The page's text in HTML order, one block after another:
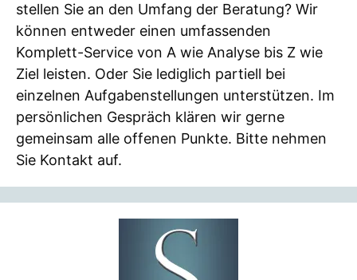
stellen Sie an den Umfang der Beratung? Wir
können entweder einen umfassenden
Komplett-Service von A wie Analyse bis Z wie
Ziel leisten. Oder Sie lediglich partiell bei
einzelnen Aufgabenstellungen unterstützen. Im
persönlichen Gespräch klären wir gerne
gemeinsam alle offenen Punkte. Bitte nehmen
Sie Kontakt auf.